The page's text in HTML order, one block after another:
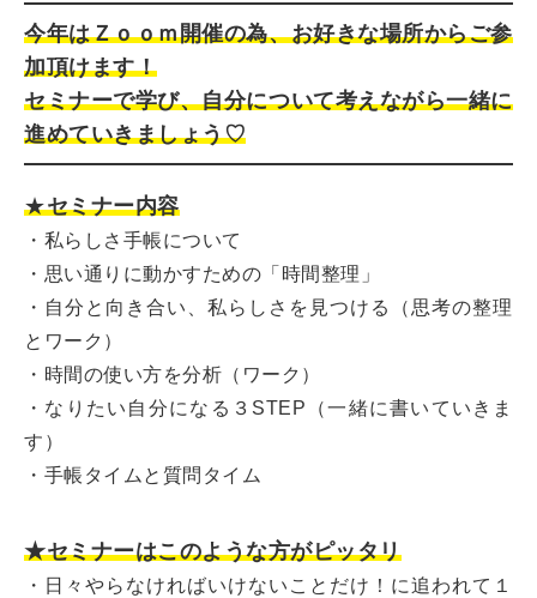
今年はＺｏｏｍ開催の為、お好きな場所からご参
加頂けます！
セミナーで学び、自分について考えながら一緒に
進めていきましょう♡
★セミナー内容
・私らしさ手帳について
・思い通りに動かすための「時間整理」
・自分と向き合い、私らしさを見つける（思考の整理
とワーク）
・時間の使い方を分析（ワーク）
・なりたい自分になる３STEP（一緒に書いていきま
す）
・手帳タイムと質問タイム
★セミナーはこのような方がピッタリ
・日々やらなければいけないことだけ！に追われて１